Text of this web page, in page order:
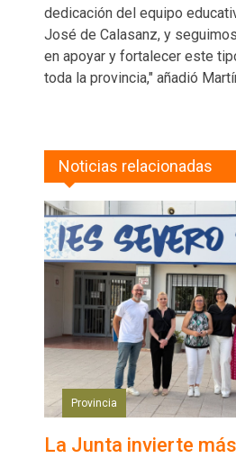
dedicación del equipo
José de Calasanz, y
en apoyar y fortalecer este
toda la provincia," añadió
Noticias relacionadas
Provincia
La Junta invierte